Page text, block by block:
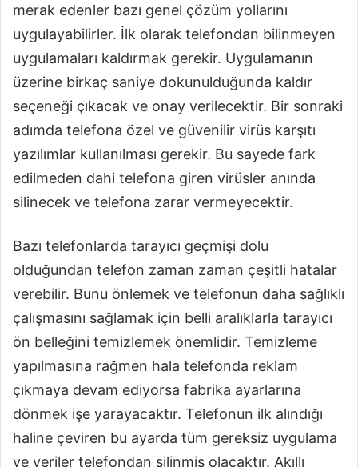
merak edenler bazı genel çözüm yollarını
uygulayabilirler. İlk olarak telefondan bilinmeyen
uygulamaları kaldırmak gerekir. Uygulamanın
üzerine birkaç saniye dokunulduğunda kaldır
seçeneği çıkacak ve onay verilecektir. Bir sonraki
adımda telefona özel ve güvenilir virüs karşıtı
yazılımlar kullanılması gerekir. Bu sayede fark
edilmeden dahi telefona giren virüsler anında
silinecek ve telefona zarar vermeyecektir.
Bazı telefonlarda tarayıcı geçmişi dolu
olduğundan telefon zaman zaman çeşitli hatalar
verebilir. Bunu önlemek ve telefonun daha sağlıklı
çalışmasını sağlamak için belli aralıklarla tarayıcı
ön belleğini temizlemek önemlidir. Temizleme
yapılmasına rağmen hala telefonda reklam
çıkmaya devam ediyorsa fabrika ayarlarına
dönmek işe yarayacaktır. Telefonun ilk alındığı
haline çeviren bu ayarda tüm gereksiz uygulama
ve veriler telefondan silinmiş olacaktır. Akıllı